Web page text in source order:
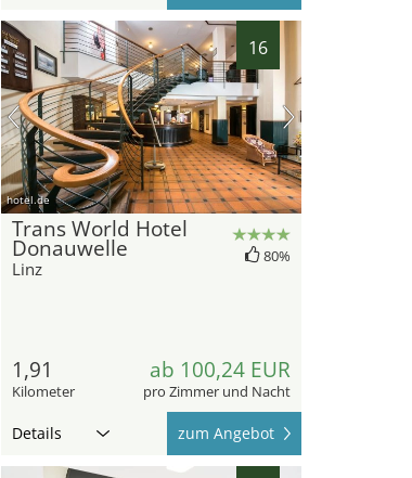
16
hotel.de
Trans World Hotel
Donauwelle
Linz
80%
1,91
Kilometer
ab 100,24 EUR
pro Zimmer und Nacht
Details zum Angebot